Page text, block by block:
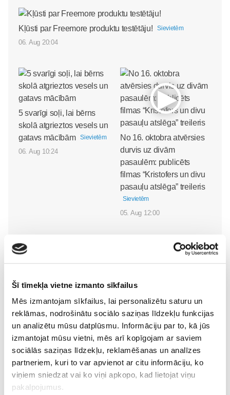
Šī tīmekļa vietne izmanto sīkfailus
Mēs izmantojam sīkfailus, lai personalizētu saturu un
reklāmas, nodrošinātu sociālo saziņas līdzekļu funkcijas
un analizētu mūsu datplūsmu. Informāciju par to, kā jūs
izmantojat mūsu vietni, mēs arī kopīgojam ar saviem
sociālās saziņas līdzekļu, reklamēšanas un analīzes
partneriem, kuri to var apvienot ar citu informāciju, ko
viņiem sniedzat vai ko viņi apkopo, kad lietojat viņu
pakalpojumus.
Kļūsti par Freemore produktu testētāju! Sievietēm
06. Aug 20:04
5 svarīgi soļi, lai bērns
skolā atgrieztos vesels un
gatavs mācībām
Sievietēm
06. Aug 10:24
No 16. oktobra atvērsies
durvis uz divām
pasaulēm: publicēts
filmas “Kristofers un divu
pasauļu atslēga” treileris
Sievietēm
05. Aug 12:00
Sākam jauno Māmiņu
03. Aug 16:09